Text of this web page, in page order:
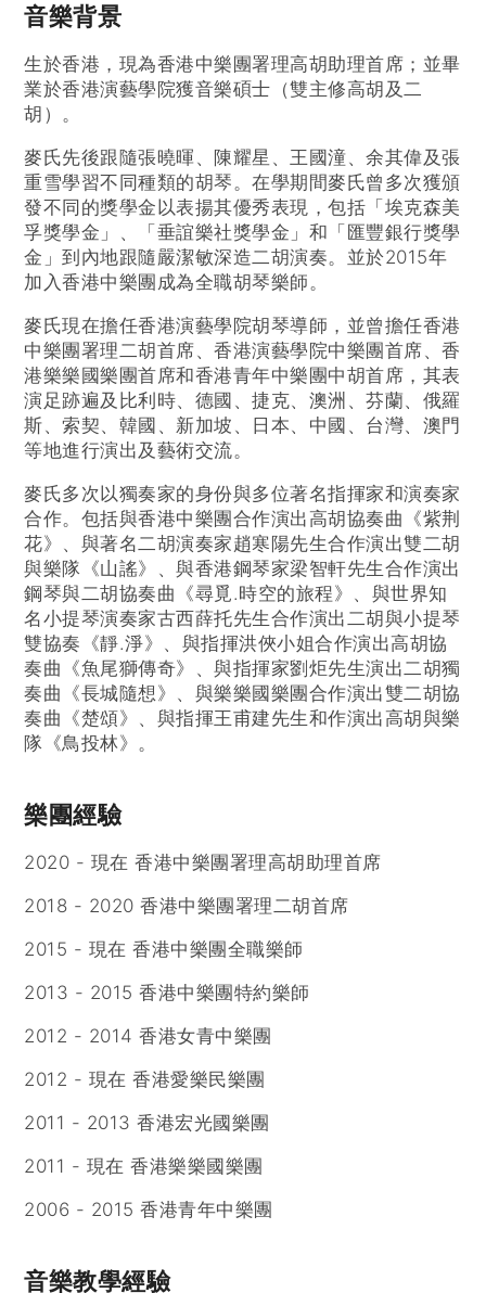
音樂背景
生於香港，現為香港中樂團署理高胡助理首席；並畢
業於香港演藝學院獲音樂碩士（雙主修高胡及二
胡）。
麥氏先後跟隨張曉暉、陳耀星、王國潼、余其偉及張
重雪學習不同種類的胡琴。在學期間麥氏曾多次獲頒
發不同的獎學金以表揚其優秀表現，包括「埃克森美
孚獎學金」、「垂誼樂社獎學金」和「匯豐銀行獎學
金」到內地跟隨嚴潔敏深造二胡演奏。並於2015年
加入香港中樂團成為全職胡琴樂師。
麥氏現在擔任香港演藝學院胡琴導師，並曾擔任香港
中樂團署理二胡首席、香港演藝學院中樂團首席、香
港樂樂國樂團首席和香港青年中樂團中胡首席，其表
演足跡遍及比利時、德國、捷克、澳洲、芬蘭、俄羅
斯、索契、韓國、新加坡、日本、中國、台灣、澳門
等地進行演出及藝術交流。
麥氏多次以獨奏家的身份與多位著名指揮家和演奏家
合作。包括與香港中樂團合作演出高胡協奏曲《紫荆
花》、與著名二胡演奏家趙寒陽先生合作演出雙二胡
與樂隊《山謠》、與香港鋼琴家梁智軒先生合作演出
鋼琴與二胡協奏曲《尋覓.時空的旅程》、與世界知
名小提琴演奏家古西薛托先生合作演出二胡與小提琴
雙協奏《靜.淨》、與指揮洪俠小姐合作演出高胡協
奏曲《魚尾獅傳奇》、與指揮家劉炬先生演出二胡獨
奏曲《長城隨想》、與樂樂國樂團合作演出雙二胡協
奏曲《楚頌》、與指揮王甫建先生和作演出高胡與樂
隊《鳥投林》。
樂團經驗
2020 - 現在 香港中樂團署理高胡助理首席
2018 - 2020 香港中樂團署理二胡首席
2015 - 現在 香港中樂團全職樂師
2013 - 2015 香港中樂團特約樂師
2012 - 2014 香港女青中樂團
2012 - 現在 香港愛樂民樂團
2011 - 2013 香港宏光國樂團
2011 - 現在 香港樂樂國樂團
2006 - 2015 香港青年中樂團
音樂教學經驗